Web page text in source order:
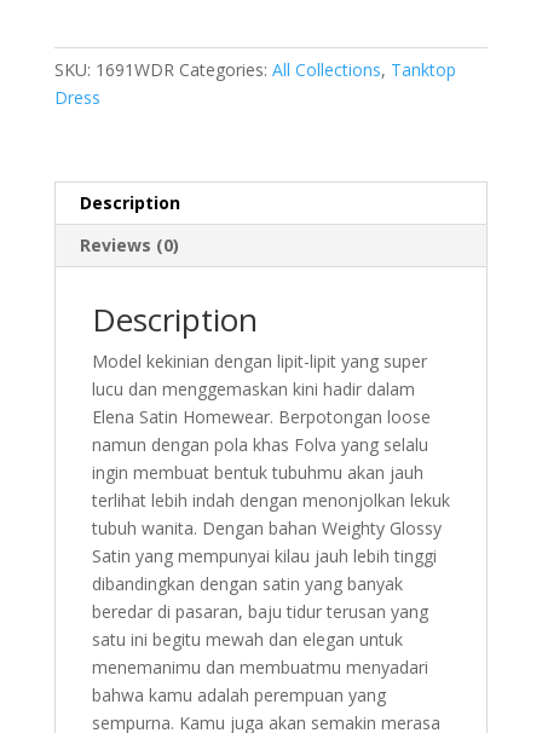
size
1691WDR
SKU: 1691WDR Categories: All Collections, Tanktop
Dress
Description
Reviews (0)
Description
Model kekinian dengan lipit-lipit yang super
lucu dan menggemaskan kini hadir dalam
Elena Satin Homewear. Berpotongan loose
namun dengan pola khas Folva yang selalu
ingin membuat bentuk tubuhmu akan jauh
terlihat lebih indah dengan menonjolkan lekuk
tubuh wanita. Dengan bahan Weighty Glossy
Satin yang mempunyai kilau jauh lebih tinggi
dibandingkan dengan satin yang banyak
beredar di pasaran, baju tidur terusan yang
satu ini begitu mewah dan elegan untuk
menemanimu dan membuatmu menyadari
bahwa kamu adalah perempuan yang
sempurna. Kamu juga akan semakin merasa